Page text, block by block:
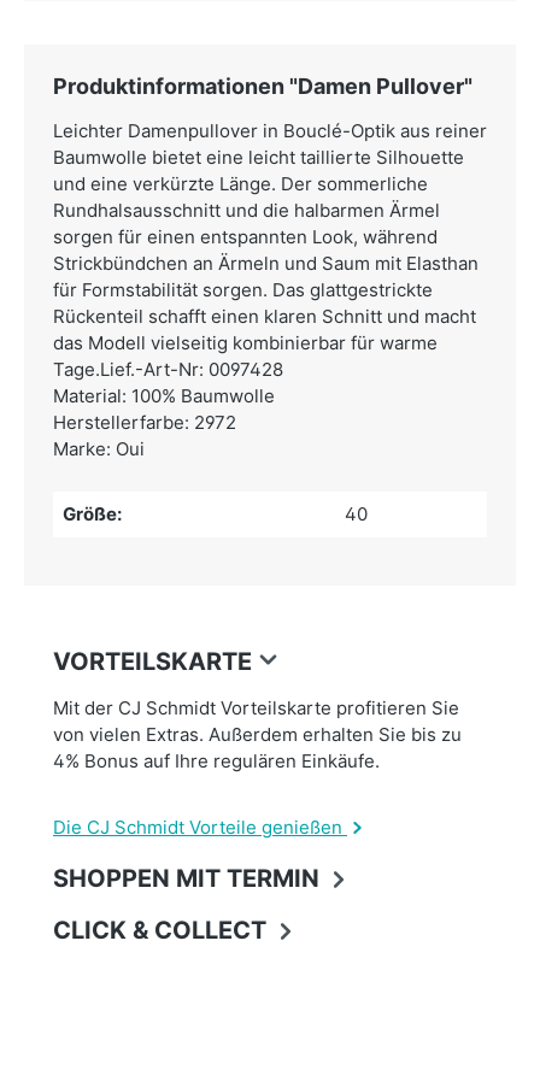
Produktinformationen "Damen Pullover"
Leichter Damenpullover in Bouclé-Optik aus reiner
Baumwolle bietet eine leicht taillierte Silhouette
und eine verkürzte Länge. Der sommerliche
Rundhalsausschnitt und die halbarmen Ärmel
sorgen für einen entspannten Look, während
Strickbündchen an Ärmeln und Saum mit Elasthan
für Formstabilität sorgen. Das glattgestrickte
Rückenteil schafft einen klaren Schnitt und macht
das Modell vielseitig kombinierbar für warme
Tage.Lief.-Art-Nr: 0097428
Material: 100% Baumwolle
Herstellerfarbe: 2972
Marke: Oui
Größe: 40
VORTEILSKARTE
Mit der CJ Schmidt Vorteilskarte profitieren Sie
von vielen Extras. Außerdem erhalten Sie bis zu
4% Bonus auf Ihre regulären Einkäufe.
Die CJ Schmidt Vorteile genießen
SHOPPEN MIT TERMIN
CLICK & COLLECT